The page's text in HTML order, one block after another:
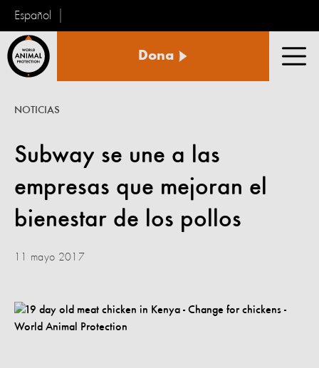
Español
Animal
Dona
Subway se une a las
empresas que mejoran el
bienestar de los pollos
NOTICIAS
11 mayo 2017